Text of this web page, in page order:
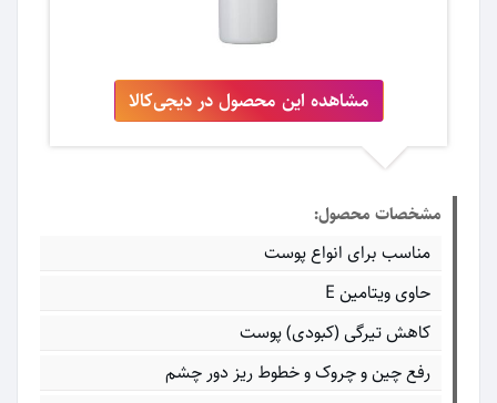
مشاهده این محصول در دیجی‌کالا
مشخصات محصول:
مناسب برای انواع پوست
حاوی ویتامین E
کاهش تیرگی (کبودی) پوست
رفع چین و چروک و خطوط ریز دور چشم